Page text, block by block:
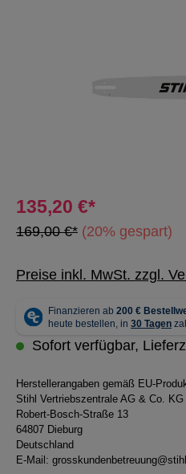
135,20 €*
169,00 €* (20% gespart)
Preise inkl. MwSt. zzgl.
Sofort verfügbar,
Herstellerangaben gemäß EU-
Stihl Vertriebszentrale AG & Co. KG
Robert-Bosch-Straße 13
64807 Dieburg
Deutschland
E-Mail: